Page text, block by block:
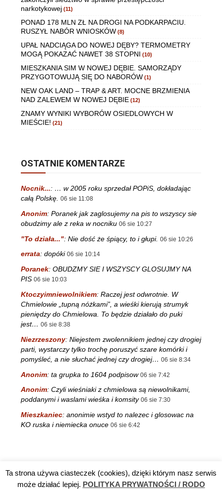
narkotykowej (11)
PONAD 178 MLN ZŁ NA DROGI NA PODKARPACIU.
RUSZYŁ NABÓR WNIOSKÓW (8)
UPAŁ NADCIĄGA DO NOWEJ DĘBY? TERMOMETRY
MOGĄ POKAZAĆ NAWET 38 STOPNI (10)
MIESZKANIA SIM W NOWEJ DĘBIE. SAMORZĄDY
PRZYGOTOWUJĄ SIĘ DO NABORÓW (1)
NEW OAK LAND – TRAP & ART. MOCNE BRZMIENIA
NAD ZALEWEM W NOWEJ DĘBIE (12)
ZNAMY WYNIKI WYBORÓW OSIEDLOWYCH W
MIEŚCIE! (21)
OSTATNIE KOMENTARZE
Nocnik...: … w 2005 roku sprzedał POPiS, dokładając
całą Polskę. 06 sie 11:08
Anonim: Poranek jak zaglosujemy na pis to wszyscy sie
obudzimy ale z reka w nocniku 06 sie 10:27
"To działa...": Nie dość że śpiący, to i głupi. 06 sie 10:26
errata: dopóki 06 sie 10:14
Poranek: OBUDZMY SIE I WSZYSCY GLOSUJMY NA
PIS 06 sie 10:03
Ktoczyimniewolnikiem: Raczej jest odwrotnie. W
Chmielowie „tupną nóżkami”, a wieśki kierują strumyk
pieniędzy do Chmielowa. To będzie działało do puki
jest… 06 sie 8:38
Niezrzeszony: Niejestem zwolennikiem jednej czy drogiej
parti, wystarczy tylko trochę poruszyć szare komórki i
pomyśleć, a nie słuchać jednej czy drogiej… 06 sie 8:34
Anonim: ta grupka to 1604 podpisow 06 sie 7:42
Anonim: Czyli wieśniaki z chmielowa są niewolnikami,
poddanymi i waslami wieśka i komsity 06 sie 7:30
Mieszkaniec: anonimie wstyd to nalezec i glosowac na
KO ruska i niemiecka onuce 06 sie 6:42
Reklama TV DĘBA Polityka prywatności / RODO Kontakt
Ta strona używa ciasteczek (cookies), dzięki którym nasz serwis
może działać lepiej. POLITYKA PRYWATNOŚCI / RODO